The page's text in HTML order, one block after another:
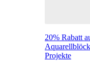
20% Rabatt
Projekte